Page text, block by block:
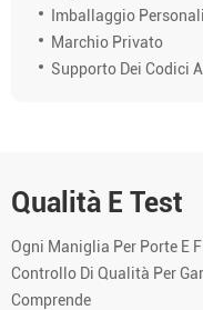
Imballaggio
Marchio Privato
Supporto Dei Codici
Qualità E Test
Ogni Maniglia Per Porte E
Controllo Di Qualità Per
Comprende